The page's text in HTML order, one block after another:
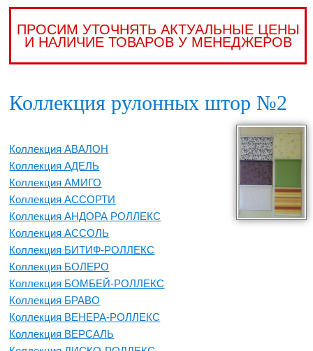
ПРОСИМ УТОЧНЯТЬ АКТУАЛЬНЫЕ ЦЕНЫ
И НАЛИЧИЕ ТОВАРОВ У МЕНЕДЖЕРОВ
Коллекция рулонных штор №2
Коллекция АВАЛОН
Коллекция АДЕЛЬ
Коллекция АМИГО
Коллекция АССОРТИ
Коллекция АНДОРА РОЛЛЕКС
Коллекция АССОЛЬ
Коллекция БИТИФ-РОЛЛЕКС
Коллекция БОЛЕРО
Коллекция БОМБЕЙ-РОЛЛЕКС
Коллекция БРАВО
Коллекция ВЕНЕРА-РОЛЛЕКС
Коллекция ВЕРСАЛЬ